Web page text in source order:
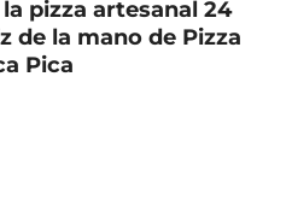
pizza artesanal 24
de la mano de Pizza
Pica